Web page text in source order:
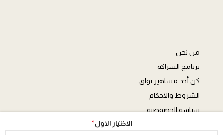
الاختيار الاول*
من نحن
برنامج الشراكة
كن أحد مشاهير تواق
الشروط والاحكام
سياسة الخصوصية